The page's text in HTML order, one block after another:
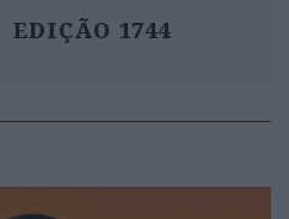
EDIÇÃO 1744